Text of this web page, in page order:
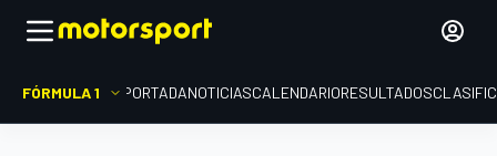
FÓRMULA 1 PORTADANOTICIASCALENDARIORESULTADOS